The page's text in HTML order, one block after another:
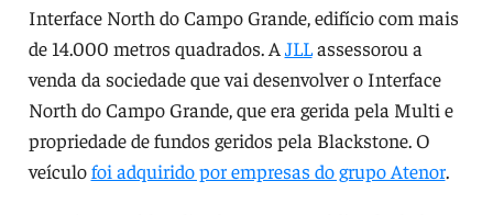
Interface North do Campo Grande, edifício com mais
de 14.000 metros quadrados. A JLLassessorou a
venda da sociedade que vai desenvolver o Interface
North do Campo Grande, que era gerida pela Multi e
propriedade de fundos geridos pela Blackstone. O
veículofoi adquirido por empresas do grupo Atenor.